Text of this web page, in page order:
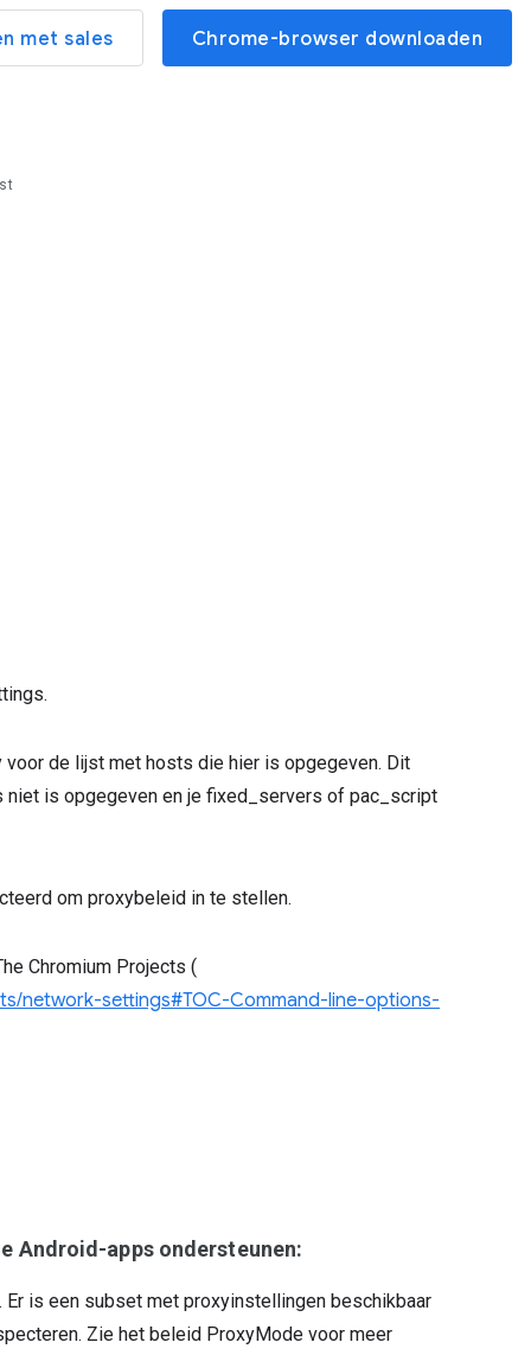
met sales Chrome-browser downloaden
de lijst met hosts die hier is opgegeven. Dit
is opgegeven en je fixed_servers of pac_script
om proxybeleid in te stellen.
Chromium Projects (
network-settings#TOC-Command-line-options-
Android-apps ondersteunen:
is een subset met proxyinstellingen beschikbaar
Zie het beleid ProxyMode voor meer